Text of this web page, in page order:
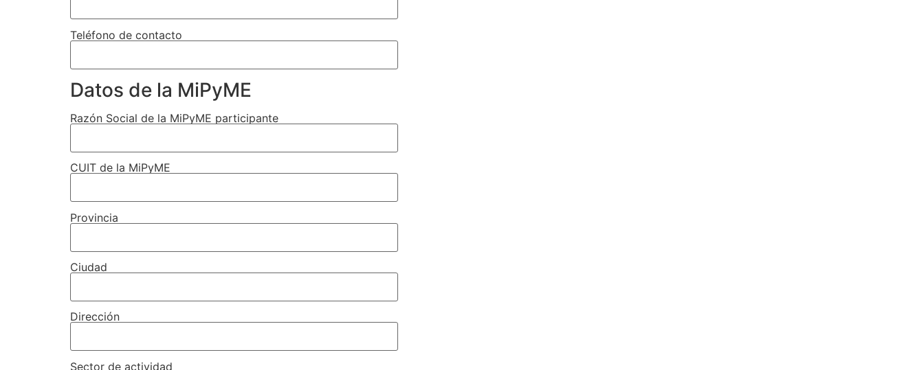
Teléfono de contacto
Datos de la MiPyME
Razón Social de la MiPyME participante
CUIT de la MiPyME
Provincia
Ciudad
Dirección
Sector de actividad